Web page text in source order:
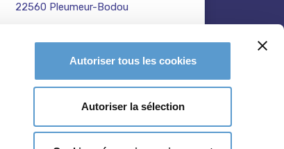
Autoriser tous les cookies
Autoriser la sélection
22560 Pleumeur-Bodou
bretagne.fr
02 96 47 27 64